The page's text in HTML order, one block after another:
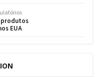
produtos
EUA